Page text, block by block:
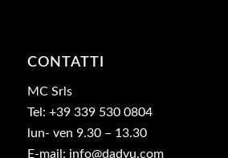
CONTATTI
MC Srls
Tel: +39 339 530 0804
lun- ven 9.30 – 13.30
E-mail: info@dadvu.com